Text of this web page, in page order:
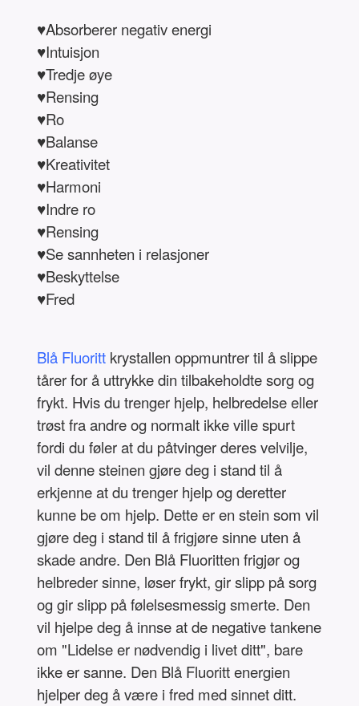
♥Absorberer negativ energi
♥Intuisjon
♥Tredje øye
♥Rensing
♥Ro
♥Balanse
♥Kreativitet
♥Harmoni
♥Indre ro
♥Rensing
♥Se sannheten i relasjoner
♥Beskyttelse
♥Fred
Blå Fluoritt krystallen oppmuntrer til å slippe
tårer for å uttrykke din tilbakeholdte sorg og
frykt. Hvis du trenger hjelp, helbredelse eller
trøst fra andre og normalt ikke ville spurt
fordi du føler at du påtvinger deres velvilje,
vil denne steinen gjøre deg i stand til å
erkjenne at du trenger hjelp og deretter
kunne be om hjelp. Dette er en stein som vil
gjøre deg i stand til å frigjøre sinne uten å
skade andre. Den Blå Fluoritten frigjør og
helbreder sinne, løser frykt, gir slipp på sorg
og gir slipp på følelsesmessig smerte. Den
vil hjelpe deg å innse at de negative tankene
om "Lidelse er nødvendig i livet ditt", bare
ikke er sanne. Den Blå Fluoritt energien
hjelper deg å være i fred med sinnet ditt.